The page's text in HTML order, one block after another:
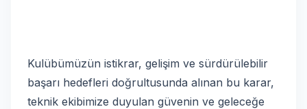
Kulübümüzün istikrar, gelişim ve sürdürülebilir
başarı hedefleri doğrultusunda alınan bu karar,
teknik ekibimize duyulan güvenin ve geleceğe